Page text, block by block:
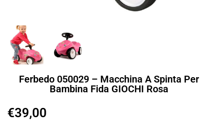
Ferbedo 050029 – Macchina A Spinta Per
Bambina Fida GIOCHI Rosa
€39,00